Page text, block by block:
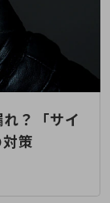
？「サイ
策